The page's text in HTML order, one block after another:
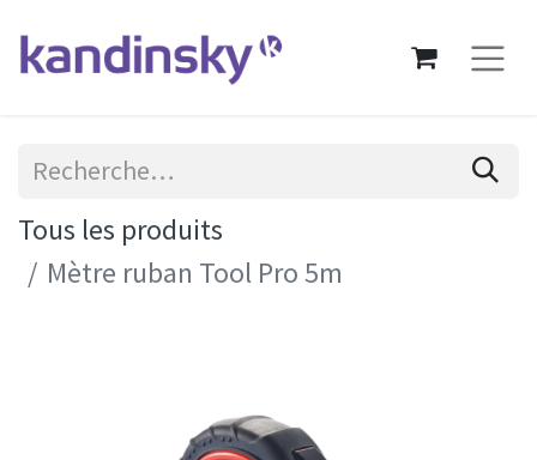
Tous les produits
Mètre ruban Tool Pro 5m